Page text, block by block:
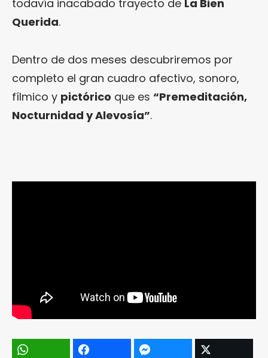
todavía inacabado trayecto de La Bien
Querida.
Dentro de dos meses descubriremos por
completo el gran cuadro afectivo, sonoro,
fílmico y pictórico que es “Premeditación,
Nocturnidad y Alevosía”.